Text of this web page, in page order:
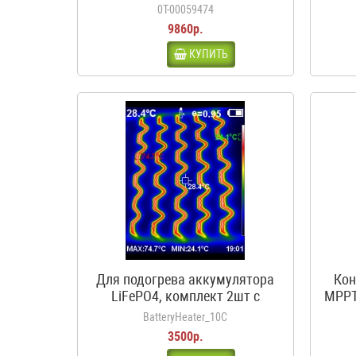
входа, 1 выход, с
предохранителями
0Т-00059474
9860р.
КУПИТЬ
Для подогрева аккумулятора
LiFePO4, комплект 2шт с
термостатом, 12В, 50Вт, 3.5А,
10С
BatteryHeater_10C
3500р.